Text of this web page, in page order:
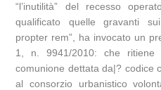
“l’inutilità” del recesso
qualificato quelle gravanti
propter rem”, ha invocato un
1, n. 9941/2010: che ritiene
comunione dettata da|? codice
al consorzio urbanistico